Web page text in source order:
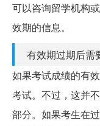
可以咨询留学机构
效期的信息。
有效期过期后需
如果考试成绩的有
考试。不过，这并
部分。如果考生在